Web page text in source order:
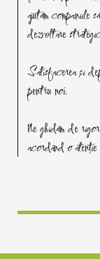
ajutăm companiile
dezvoltare
Satisfacerea și
pentru noi.
Ne ghidăm de
acordând o